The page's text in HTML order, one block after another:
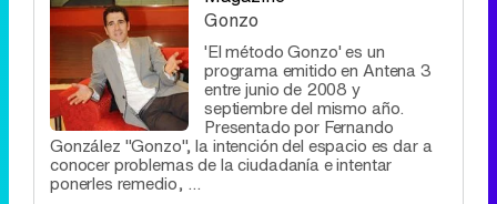
Gonzo
'El método Gonzo' es un
programa emitido en Antena 3
entre junio de 2008 y
septiembre del mismo año.
Presentado por Fernando
González "Gonzo", la intención del espacio es dar a
conocer problemas de la ciudadanía e intentar
ponerles remedio, ...